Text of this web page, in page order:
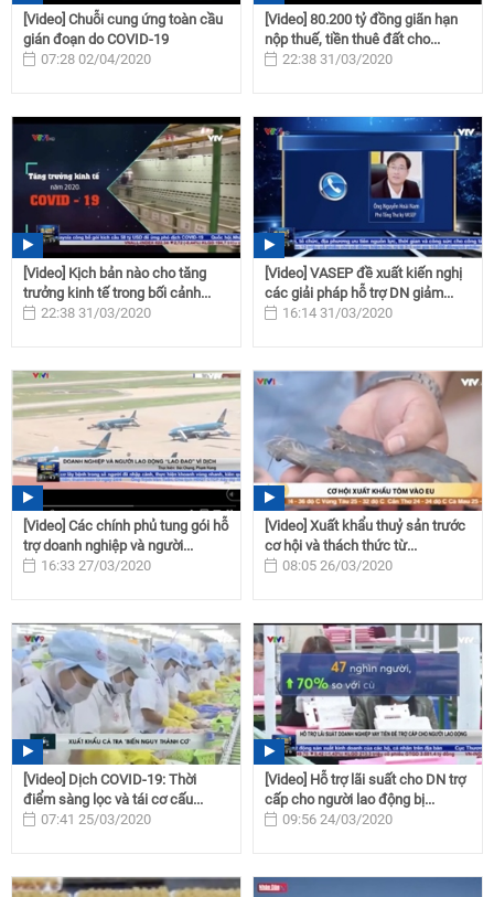
[Video] Chuỗi cung ứng toàn cầu
gián đoạn do COVID-19
07:28 02/04/2020
[Video] 80.200 tỷ đồng giãn hạn
nộp thuế, tiền thuê đất cho...
22:38 31/03/2020
[Video] Kịch bản nào cho tăng
trưởng kinh tế trong bối cảnh...
22:38 31/03/2020
[Video] VASEP đề xuất kiến nghị
các giải pháp hỗ trợ DN giảm...
16:14 31/03/2020
[Video] Các chính phủ tung gói hỗ
trợ doanh nghiệp và người...
16:33 27/03/2020
[Video] Xuất khẩu thuỷ sản trước
cơ hội và thách thức từ...
08:05 26/03/2020
[Video] Dịch COVID-19: Thời
điểm sàng lọc và tái cơ cấu...
07:41 25/03/2020
[Video] Hỗ trợ lãi suất cho DN trợ
cấp cho người lao động bị...
09:56 24/03/2020